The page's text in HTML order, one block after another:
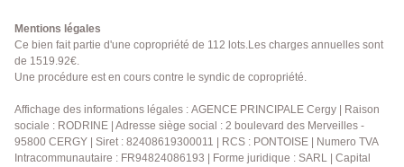
Mentions légales
Ce bien fait partie d'une copropriété de 112 lots.Les charges annuelles sont
de 1519.92€.
Une procédure est en cours contre le syndic de copropriété.
Affichage des informations légales : AGENCE PRINCIPALE Cergy | Raison
sociale : RODRINE | Adresse siège social : 2 boulevard des Merveilles -
95800 CERGY | Siret : 82408619300011 | RCS : PONTOISE | Numero TVA
Intracommunautaire : FR94824086193 | Forme juridique : SARL | Capital